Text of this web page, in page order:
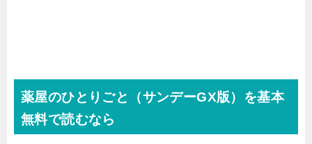
薬屋のひとりごと（サンデーGX版）を基本
無料で読むなら